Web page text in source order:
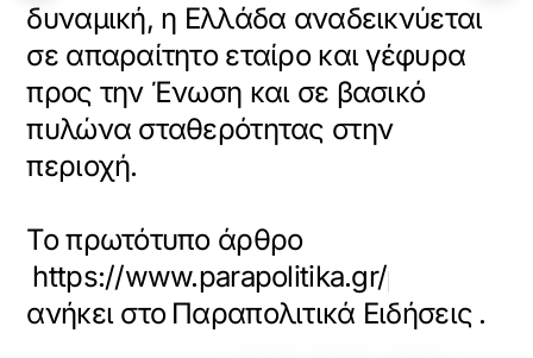
δυναμική, η Ελλάδα αναδεικνύεται
σε απαραίτητο εταίρο και γέφυρα
προς την Ένωση και σε βασικό
πυλώνα σταθερότητας στην
περιοχή.
Το πρωτότυπο άρθρο
https://www.parapolitika.gr/politiki/
ανήκει στο Παραπολιτικά Ειδήσεις .